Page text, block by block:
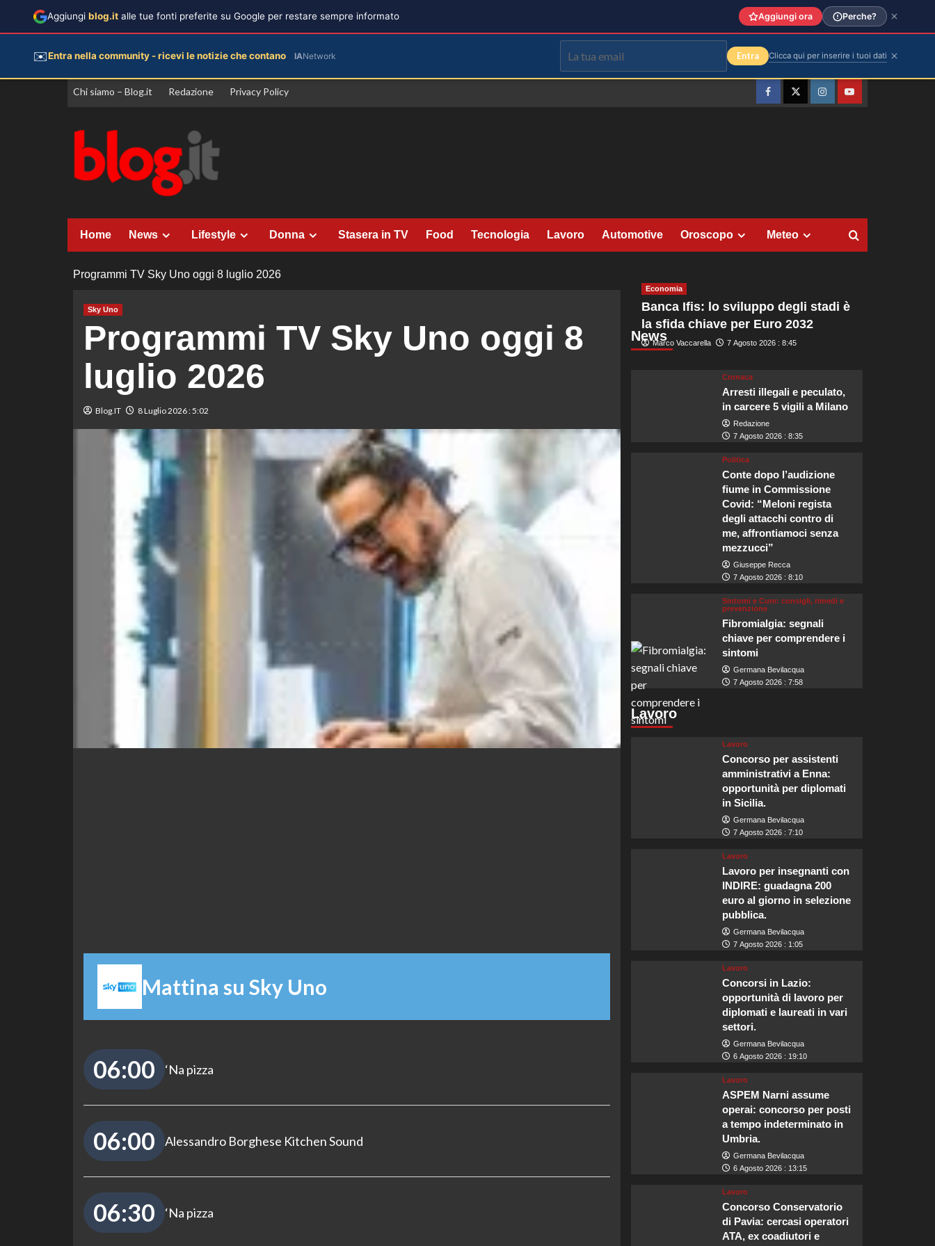
Vai
Chi siamo – Blog.it Redazione Privacy Policy
FacebookTwitterInstagramYouTube
Home News Lifestyle Donna Stasera in TV Food Tecnologia Lavoro Automotive Oroscopo Meteo
Programmi TV Sky Uno oggi 8 luglio 2026
Sky Uno
Programmi TV Sky Uno oggi 8
luglio 2026
Blog.IT 8 Luglio 2026 : 5:02
Mattina su Sky Uno
06:00 ‘Na pizza
06:00 Alessandro Borghese Kitchen Sound
06:30 ‘Na pizza
News
Economia
Banca Ifis: lo sviluppo degli stadi è
la sfida chiave per Euro 2032
Marco Vaccarella 7 Agosto 2026 : 8:45
Cronaca
Arresti illegali e peculato,
in carcere 5 vigili a Milano
Redazione
7 Agosto 2026 : 8:35
Politica
Conte dopo l’audizione
fiume in Commissione
Covid: “Meloni regista
degli attacchi contro di
me, affrontiamoci senza
mezzucci”
Giuseppe Recca
7 Agosto 2026 : 8:10
Sintomi e Cure: consigli, rimedi e
prevenzione
Fibromialgia: segnali
chiave per comprendere i
sintomi
Germana Bevilacqua
7 Agosto 2026 : 7:58
Lavoro
Lavoro
Concorso per assistenti
amministrativi a Enna:
opportunità per diplomati
in Sicilia.
Germana Bevilacqua
7 Agosto 2026 : 7:10
Lavoro
Lavoro per insegnanti con
INDIRE: guadagna 200
euro al giorno in selezione
pubblica.
Germana Bevilacqua
7 Agosto 2026 : 1:05
Lavoro
Concorsi in Lazio:
opportunità di lavoro per
diplomati e laureati in vari
settori.
Germana Bevilacqua
6 Agosto 2026 : 19:10
Lavoro
ASPEM Narni assume
operai: concorso per posti
a tempo indeterminato in
Umbria.
Germana Bevilacqua
6 Agosto 2026 : 13:15
Lavoro
Concorso Conservatorio
di Pavia: cercasi operatori
ATA, ex coadiutori e
Aggiungi blog.it alle tue fonti preferite su Google per restare sempre informato Aggiungi ora Perche?
✉️Entra nella community - ricevi le notizie che contano IANetwork Entra Clicca qui per inserire i tuoi dati